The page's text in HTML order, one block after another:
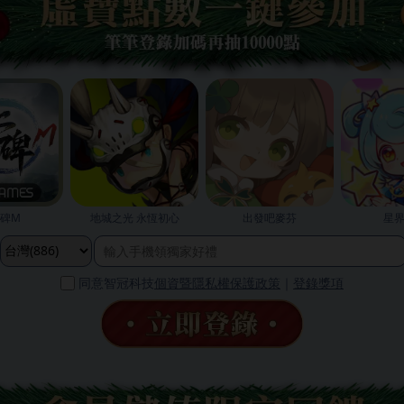
M 地城之光 永恆初心 出發吧麥芬
同意智冠科技 個資暨隱私權保護政策 登錄獎項